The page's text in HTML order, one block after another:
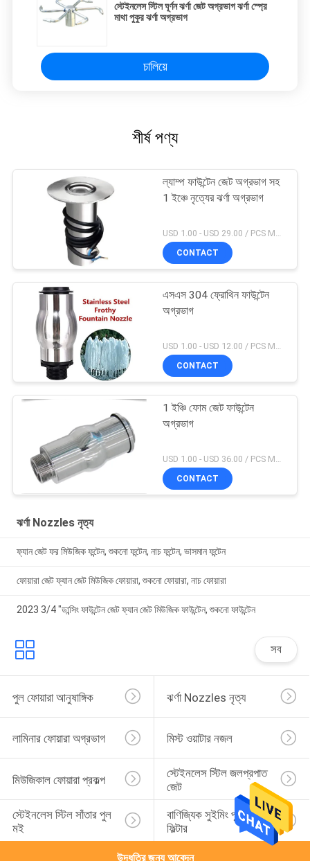
স্টেইনলেস স্টিল ঘূর্ণন ঝর্ণা জেট অগ্রভাগ ঝর্ণা স্প্রে
মাথা পুকুর ঝর্ণা অগ্রভাগ
চালিয়ে
শীর্ষ পণ্য
ল্যাম্প ফাউন্টেন জেট অগ্রভাগ সহ
1 ইঞ্চে নৃত্যের ঝর্ণা অগ্রভাগ
USD 1.00 - USD 29.00 / PCS MOQ:1 পিসিএস
CONTACT
এসএস 304 ফ্রোথিন ফাউন্টেন
অগ্রভাগ
CONTACT
1 ইঞ্চি ফোম জেট ফাউন্টেন
অগ্রভাগ
CONTACT
ঝর্ণা Nozzles নৃত্য
ফ্যান জেট ফর মিউজিক ফন্টেন, শুকনো ফন্টেন, নাচ ফন্টেন, ভাসমান ফন্টেন
ফোয়ারা জেট ফ্যান জেট মিউজিক ফোয়ারা, শুকনো ফোয়ারা, নাচ ফোয়ারা
2023 3/4 "ডান্সিং ফাউন্টেন জেট ফ্যান জেট মিউজিক ফাউন্টেন, শুকনো ফাউন্টেন
সব
পুল ফোয়ারা আনুষাঙ্গিক ঝর্ণা Nozzles নৃত্য
লামিনার ফোয়ারা অগ্রভাগ মিস্ট ওয়াটার নজল
মিউজিকাল ফোয়ারা প্রকল্প
স্টেইনলেস স্টিল জলপ্রপাত
জেট
স্টেইনলেস স্টিল সাঁতার পুল
মই
বাণিজ্যিক সুইমিং পুল বালির
ফিল্টার
উদ্ধৃতির জন্য আবেদন